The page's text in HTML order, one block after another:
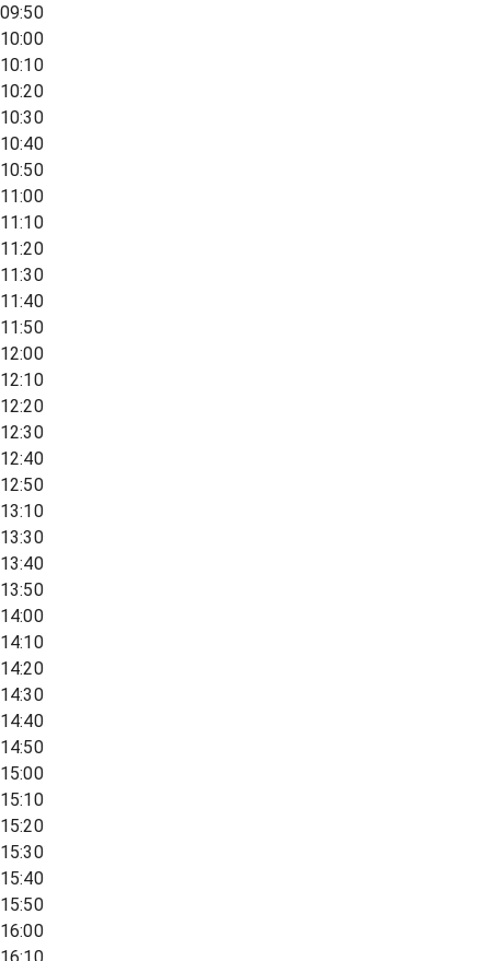
09:50
10:00
10:10
10:20
10:30
10:40
10:50
11:00
11:10
11:20
11:30
11:40
11:50
12:00
12:10
12:20
12:30
12:40
12:50
13:10
13:30
13:40
13:50
14:00
14:10
14:20
14:30
14:40
14:50
15:00
15:10
15:20
15:30
15:40
15:50
16:00